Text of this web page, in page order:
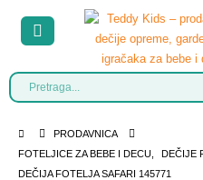
PRODAVNICA
FOTELJICE ZA BEBE I DECU
DEČIJE
DEČIJA FOTELJA SAFARI 145771